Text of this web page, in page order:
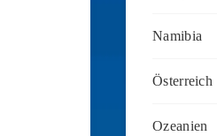
Namibia
Österreich
Ozeanien